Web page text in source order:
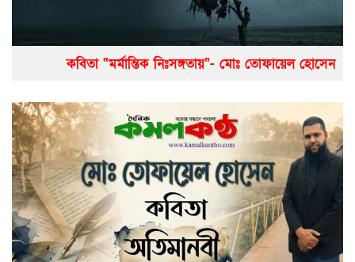
কবিতা “মর্মান্তিক নিঃসঙ্গতায়”- মোঃ তোফায়েল হোসেন